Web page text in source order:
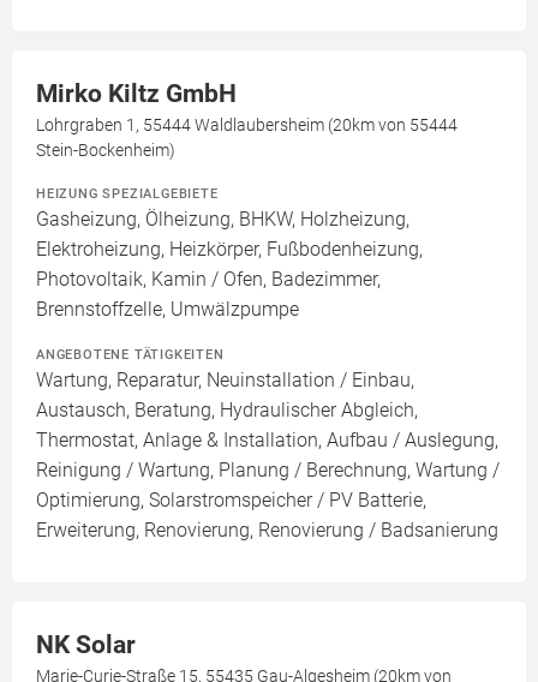
Mirko Kiltz GmbH
Lohrgraben 1, 55444 Waldlaubersheim (20km von 55444
Stein-Bockenheim)
HEIZUNG SPEZIALGEBIETE
Gasheizung, Ölheizung, BHKW, Holzheizung,
Elektroheizung, Heizkörper, Fußbodenheizung,
Photovoltaik, Kamin / Ofen, Badezimmer,
Brennstoffzelle, Umwälzpumpe
ANGEBOTENE TÄTIGKEITEN
Wartung, Reparatur, Neuinstallation / Einbau,
Austausch, Beratung, Hydraulischer Abgleich,
Thermostat, Anlage & Installation, Aufbau / Auslegung,
Reinigung / Wartung, Planung / Berechnung, Wartung /
Optimierung, Solarstromspeicher / PV Batterie,
Erweiterung, Renovierung, Renovierung / Badsanierung
NK Solar
Marie-Curie-Straße 15, 55435 Gau-Algesheim (20km von